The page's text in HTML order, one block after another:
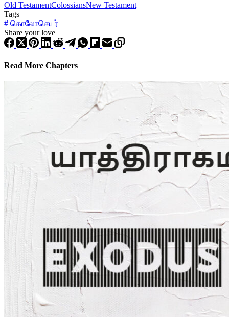
Old TestamentColossiansNew Testament
Tags
# கொலோசெயர்
Share your love
Read More Chapters